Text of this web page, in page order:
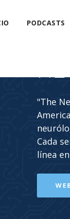
PODCASTS
"The
Cada
línea